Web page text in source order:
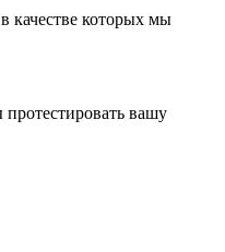
качестве которых мы
протестировать вашу